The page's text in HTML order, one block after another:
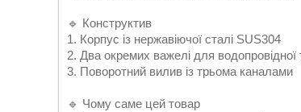
🔹 Конструктив
1. Корпус із нержавіючої сталі SUS304
2. Два окремих важелі для
3. Поворотний вилив із трьома каналами
🔹 Чому саме цей товар